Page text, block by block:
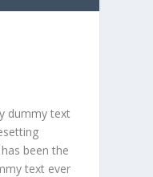
dummy text
been the
text ever